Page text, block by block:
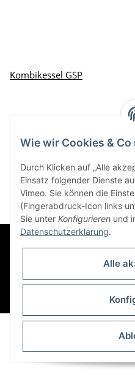
Kombikessel GSP
Kategorien
Informationen
Widerrufsbutton
* Alle Preise inkl. gesetzlicher USt.,
Wie wir Cookies & Co
Durch Klicken auf „Alle
Einsatz folgender Dienste
Vimeo. Sie können die
(Fingerabdruck-Icon links
Sie unter Konfigurieren und
Datenschutzerklärung.
Alle